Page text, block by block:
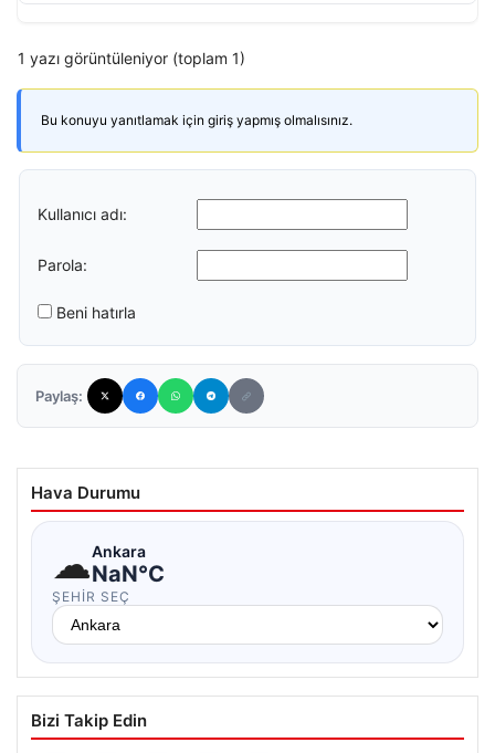
1 yazı görüntüleniyor (toplam 1)
Bu konuyu yanıtlamak için giriş yapmış olmalısınız.
Kullanıcı adı:
Parola:
Beni hatırla
Paylaş:
Hava Durumu
☁Ankara
NaN°C
ŞEHIR SEÇ
Bizi Takip Edin